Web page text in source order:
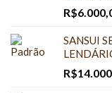
R$
SANSUI
R$